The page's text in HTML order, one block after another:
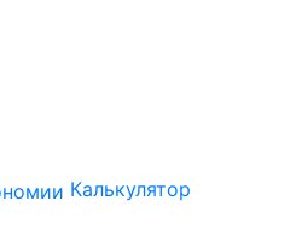
Калькулятор